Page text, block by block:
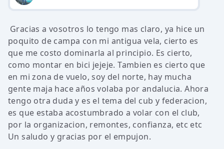
Gracias a vosotros lo tengo mas claro, ya hice un
poquito de campa con mi antigua vela, cierto es
que me costo dominarla al principio. Es cierto,
como montar en bici jejeje. Tambien es cierto que
en mi zona de vuelo, soy del norte, hay mucha
gente maja hace años volaba por andalucia. Ahora
tengo otra duda y es el tema del cub y federacion,
es que estaba acostumbrado a volar con el club,
por la organizacion, remontes, confianza, etc etc
Un saludo y gracias por el empujon.